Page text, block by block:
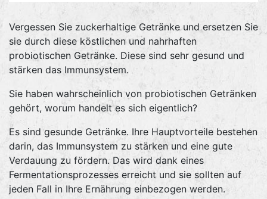
Vergessen Sie zuckerhaltige Getränke und ersetzen Sie
sie durch diese köstlichen und nahrhaften
probiotischen Getränke. Diese sind sehr gesund und
stärken das Immunsystem.
Sie haben wahrscheinlich von probiotischen Getränken
gehört, worum handelt es sich eigentlich?
Es sind gesunde Getränke. Ihre Hauptvorteile bestehen
darin, das Immunsystem zu stärken und eine gute
Verdauung zu fördern. Das wird dank eines
Fermentationsprozesses erreicht und sie sollten auf
jeden Fall in Ihre Ernährung einbezogen werden.